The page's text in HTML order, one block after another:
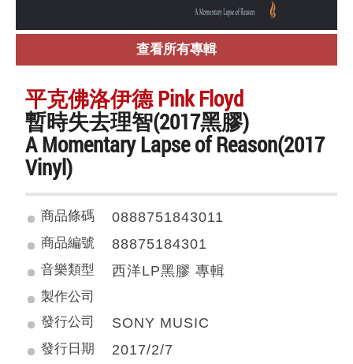
查看所有專輯
平克佛洛伊德 Pink Floyd
暫時失去理智(2017黑膠)
A Momentary Lapse of Reason(2017
Vinyl)
商品條碼 0888751843011
商品編號 88875184301
音樂類型 西洋LP黑膠 專輯
製作公司
發行公司
SONY MUSIC
發行日期 2017/2/7